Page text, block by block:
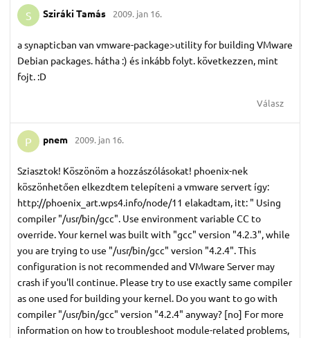
S Sziráki Tamás 2009. jan 16.
a synapticban van vmware-package>utility for building VMware
Debian packages. hátha :) és inkább folyt. következzen, mint
fojt. :D
Válasz
P pnem 2009. jan 16.
Sziasztok! Köszönöm a hozzászólásokat! phoenix-nek
köszönhetően elkezdtem telepíteni a vmware servert így:
http://phoenix_art.wps4.info/node/11 elakadtam, itt: " Using
compiler "/usr/bin/gcc". Use environment variable CC to
override. Your kernel was built with "gcc" version "4.2.3", while
you are trying to use "/usr/bin/gcc" version "4.2.4". This
configuration is not recommended and VMware Server may
crash if you'll continue. Please try to use exactly same compiler
as one used for building your kernel. Do you want to go with
compiler "/usr/bin/gcc" version "4.2.4" anyway? [no] For more
information on how to troubleshoot module-related problems,